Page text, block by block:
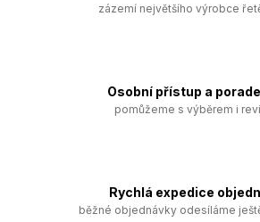
zázemí největšího výrobce
Osobní přístup a
pomůžeme s výběrem i
Rychlá expedice
běžné objednávky odesíláme